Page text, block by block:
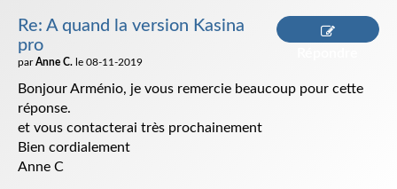
Re: A quand la version Kasina
pro
parAnne C. le 08-11-2019
Bonjour Arménio, je vous remercie beaucoup pour cette
réponse.
et vous contacterai très prochainement
Bien cordialement
Anne C